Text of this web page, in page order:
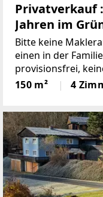
Privatverkauf
Jahren im
idyllischen
Bitte keine
einen in der
provisionsfrei,
“8243 Pinggau,
manchen Navis(auch
150 m² 4